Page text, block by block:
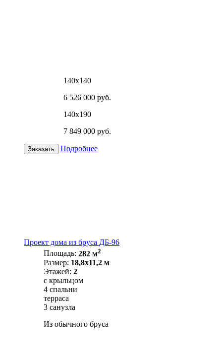
140х140
6 526 000 руб.
140х190
7 849 000 руб.
Заказать Подробнее
Проект дома из бруса ДБ-96
Площадь: 282 м2
Размер: 18,8х11,2 м
Этажей: 2
с крыльцом
4 спальни
терраса
3 санузла
Из обычного бруса